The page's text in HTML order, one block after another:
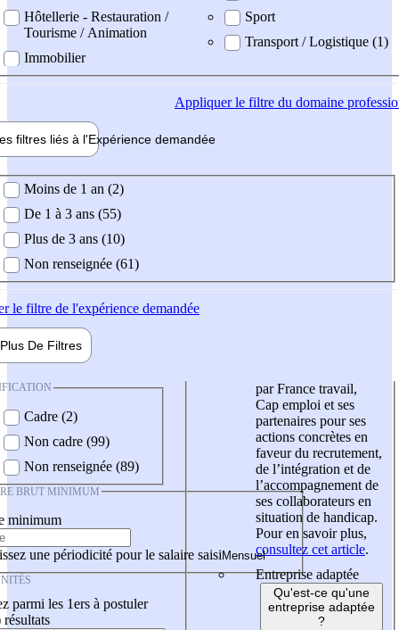
Hôtellerie - Restauration /
Tourisme / Animation
Immobilier
Sport
Transport / Logistique (1)
Appliquerle filtre du domaine
filtres liés à l'Expérience demandée
demandée
Moins de 1 an (2)
De 1 à 3 ans (55)
Plus de 3 ans (10)
Non renseignée (61)
le filtre de l'expérience demandée
Plus De Filtres
Cadre (2)
Non cadre (99)
Non renseignée (89)
BRUT MINIMUM
minimum
une périodicité pour le salaire saisi
parmi les 1ers à postuler
résultats
par France travail,
Cap emploi et ses
partenaires pour ses
actions concrètes en
faveur du recrutement,
de l’intégration et de
l’accompagnement de
ses collaborateurs en
situation de handicap.
Pour en savoir plus,
consultez cet article.
Entreprise adaptée
Qu'est-ce qu'une
entreprise adaptée
?